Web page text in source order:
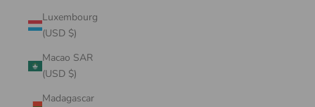
Luxembourg
(USD $)
Macao SAR
(USD $)
Madagascar